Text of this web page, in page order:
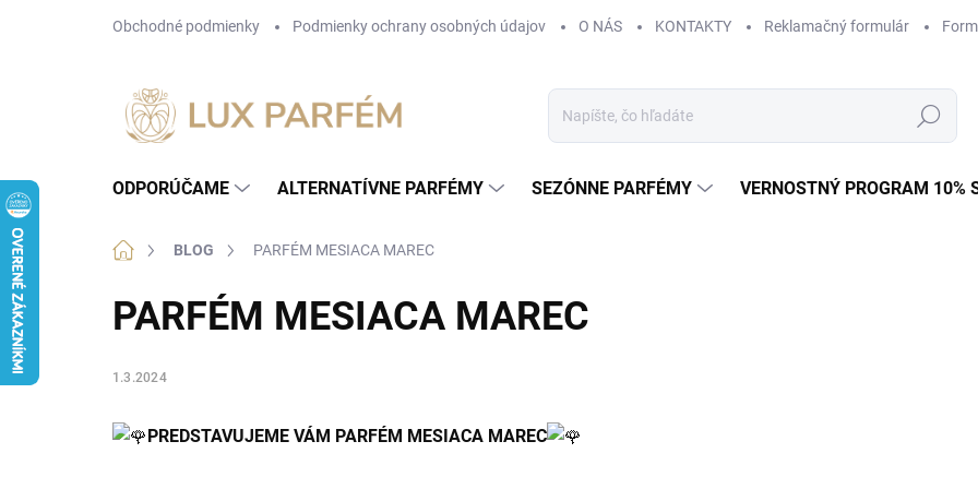
Obchodné podmienky Podmienky ochrany osobných údajov O NÁS KONTAKTY Reklamačný formulár
Hľadať
ODPORÚČAME ALTERNATÍVNE PARFÉMY SEZÓNNE PARFÉMY VERNOSTNÝ PROGRAM 10%
DomovBLOG PARFÉM MESIACA MAREC
PARFÉM MESIACA MAREC
1.3.2024
PREDSTAVUJEME VÁM PARFÉM MESIACA MAREC